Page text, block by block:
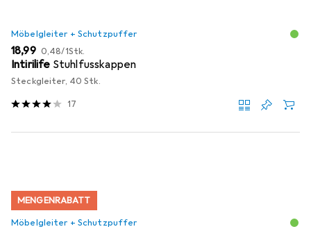
Möbelgleiter + Schutzpuffer
EUR
18,99 EUR
0,48/1Stk.
Intirilife Stuhlfusskappen
Steckgleiter, 40 Stk.
17
MENGENRABATT
Möbelgleiter + Schutzpuffer